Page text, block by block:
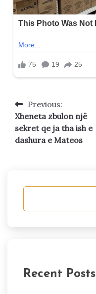
Post
navigation
Previous:
Xheneta zbulon një
sekret qe ja tha ish e
dashura e Mateos
Recent Posts